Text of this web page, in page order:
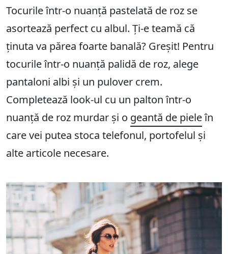
Tocurile într-o nuanță pastelată de roz se
asortează perfect cu albul. Ți-e teamă că
ținuta va părea foarte banală? Greșit! Pentru
tocurile într-o nuanță palidă de roz, alege
pantaloni albi și un pulover crem.
Completează look-ul cu un palton într-o
nuanță de roz murdar și o geantă de pieleîn
care vei putea stoca telefonul, portofelul și
alte articole necesare.